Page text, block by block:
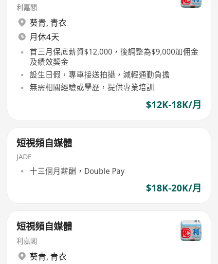
利嘉閣
葵青, 青衣
月休4天
首三月保底薪資$12,000，後調整為$9,000加佣金
及績效獎金
設生日假，專車接送拍攝，減輕通勤負擔
無需相關經驗或學歷，提供專業培訓
$12K-18K/月
短視頻自媒體
JADE
十三個月薪酬，Double Pay
$18K-20K/月
短視頻自媒體
利嘉閣
葵青, 青衣